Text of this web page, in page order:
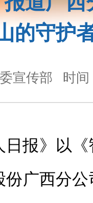
的守护
宣传部 时间
日报》以
份广西分